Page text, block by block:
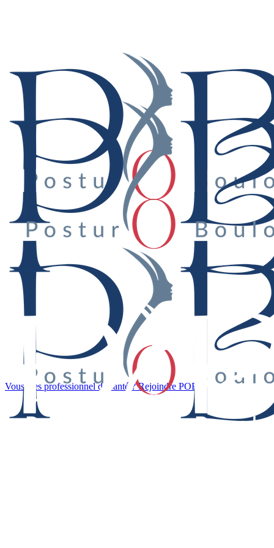
Vous êtes professionnel de santé ? Rejoindre POB